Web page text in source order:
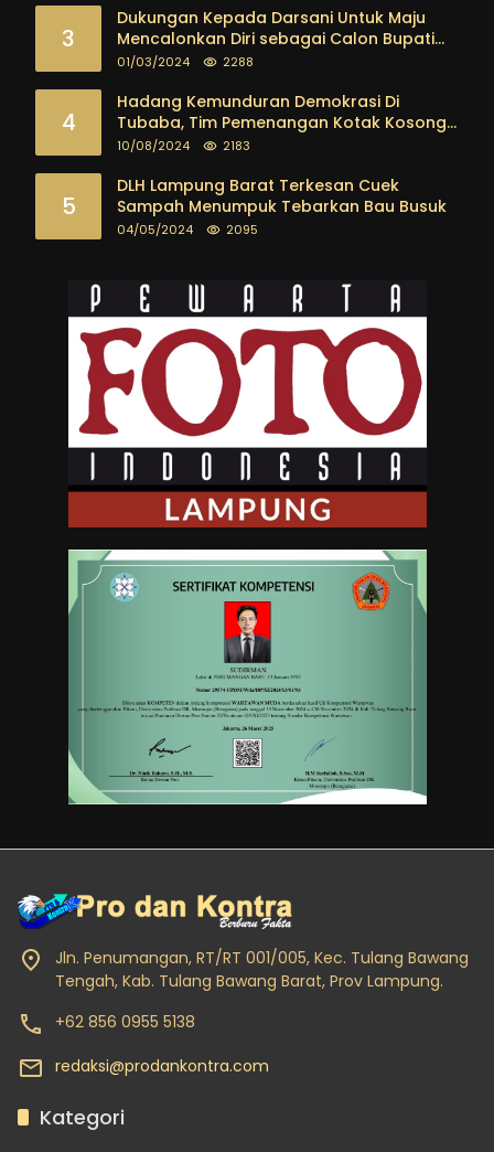
3
Dukungan Kepada Darsani Untuk Maju
Mencalonkan Diri sebagai Calon Bupati
Tubaba Terus Mengalir Baik Dari
masyarakat
01/03/2024 2288
4
Hadang Kemunduran Demokrasi Di
Tubaba, Tim Pemenangan Kotak Kosong
Segera Dibentuk
10/08/2024 2183
5
DLH Lampung Barat Terkesan Cuek
Sampah Menumpuk Tebarkan Bau Busuk
04/05/2024 2095
Jln. Penumangan, RT/RT 001/005, Kec. Tulang Bawang
Tengah, Kab. Tulang Bawang Barat, Prov Lampung.
+62 856 0955 5138
redaksi@prodankontra.com
Kategori